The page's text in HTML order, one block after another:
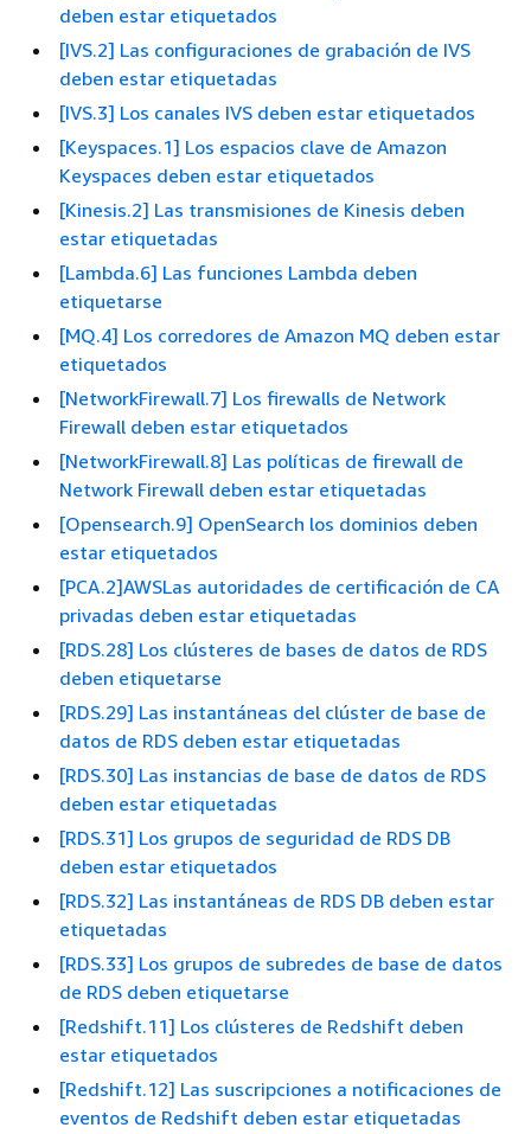
deben estar etiquetados
[IVS.2] Las configuraciones de grabación de IVS
deben estar etiquetadas
[IVS.3] Los canales IVS deben estar etiquetados
[Keyspaces.1] Los espacios clave de Amazon
Keyspaces deben estar etiquetados
[Kinesis.2] Las transmisiones de Kinesis deben
estar etiquetadas
[Lambda.6] Las funciones Lambda deben
etiquetarse
[MQ.4] Los corredores de Amazon MQ deben estar
etiquetados
[NetworkFirewall.7] Los firewalls de Network
Firewall deben estar etiquetados
[NetworkFirewall.8] Las políticas de firewall de
Network Firewall deben estar etiquetadas
[Opensearch.9] OpenSearch los dominios deben
estar etiquetados
[PCA.2]AWSLas autoridades de certificación de CA
privadas deben estar etiquetadas
[RDS.28] Los clústeres de bases de datos de RDS
deben etiquetarse
[RDS.29] Las instantáneas del clúster de base de
datos de RDS deben estar etiquetadas
[RDS.30] Las instancias de base de datos de RDS
deben estar etiquetadas
[RDS.31] Los grupos de seguridad de RDS DB
deben estar etiquetados
[RDS.32] Las instantáneas de RDS DB deben estar
etiquetadas
[RDS.33] Los grupos de subredes de base de datos
de RDS deben etiquetarse
[Redshift.11] Los clústeres de Redshift deben
estar etiquetados
[Redshift.12] Las suscripciones a notificaciones de
eventos de Redshift deben estar etiquetadas